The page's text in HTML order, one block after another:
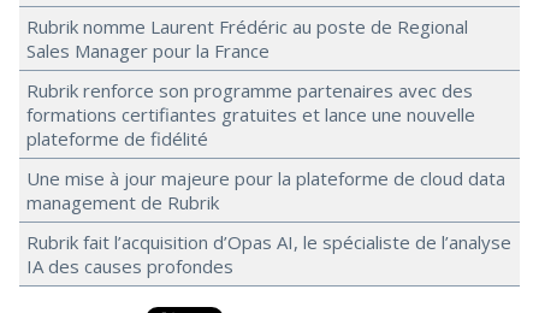
Rubrik nomme Laurent Frédéric au poste de Regional
Sales Manager pour la France
Rubrik renforce son programme partenaires avec des
formations certifiantes gratuites et lance une nouvelle
plateforme de fidélité
Une mise à jour majeure pour la plateforme de cloud data
management de Rubrik
Rubrik fait l’acquisition d’Opas AI, le spécialiste de l’analyse
IA des causes profondes